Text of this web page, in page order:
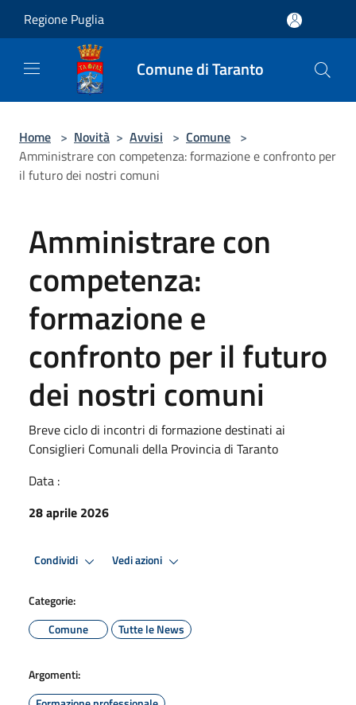
Regione Puglia
Comune di Taranto
Home > Novità > Avvisi > Comune >
Amministrare con competenza: formazione e confronto per
il futuro dei nostri comuni
Amministrare con
competenza:
formazione e
confronto per il futuro
dei nostri comuni
Breve ciclo di incontri di formazione destinati ai
Consiglieri Comunali della Provincia di Taranto
Data :
28 aprile 2026
Condividi Vedi azioni
Categorie:
Comune
Tutte le News
Argomenti: